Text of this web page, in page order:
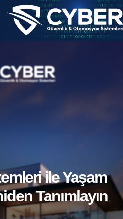
ile Yaşam
Tanımlayın